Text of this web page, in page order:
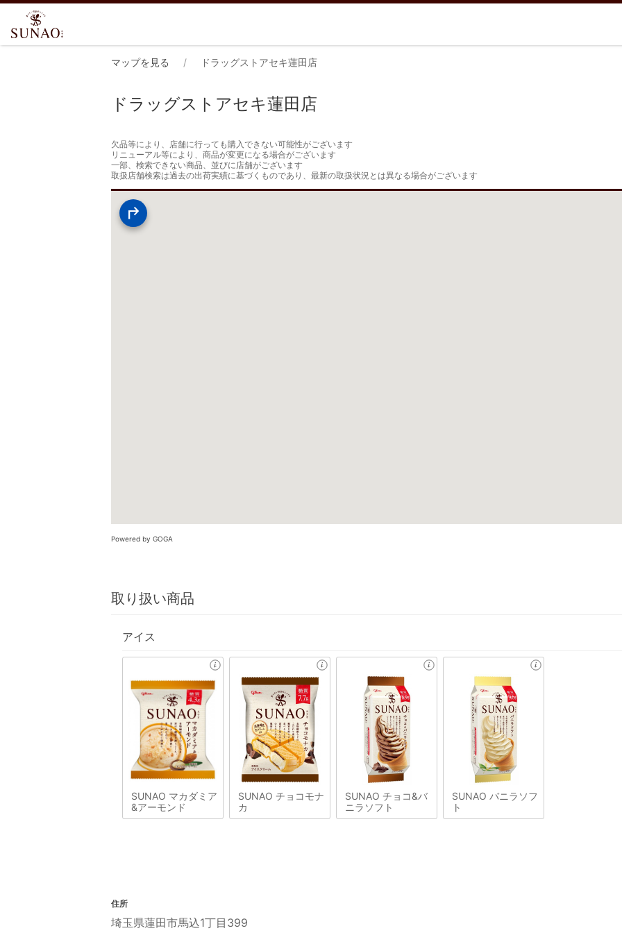
マップを見る ドラッグストアセキ蓮田店
ドラッグストアセキ蓮田店
欠品等により、店舗に行っても購入できない可能性がございます
リニューアル等により、商品が変更になる場合がございます
一部、検索できない商品、並びに店舗がございます
取扱店舗検索は過去の出荷実績に基づくものであり、最新の取扱状況とは異なる場合がございます
Powered by GOGA
取り扱い商品
アイス
SUNAO マカダミア
&アーモンド
SUNAO チョコモナ
カ
SUNAO チョコ&バ
ニラソフト
SUNAO バニラソフ
ト
住所
埼玉県蓮田市馬込1丁目399